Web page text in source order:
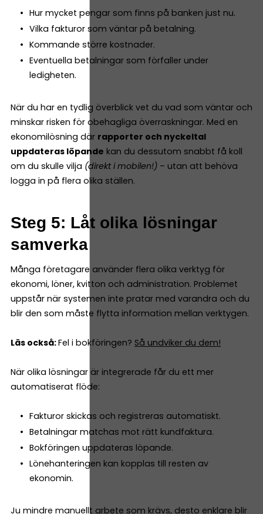
Hur mycket pengar som finns på banken just nu.
Vilka fakturor som väntar på betalning.
Kommande större kostnader.
Eventuella betalningar som förfaller under
ledigheten.
När du har en tydlig överblick vet du vad som väntar och
minskar risken för obehagliga överraskningar. Med en
ekonomilösning där rapporter och nyckeltal
uppdateras löpande kan du dessutom snabbt få koll
om du skulle vilja (direkt i mobilen!) – utan att behöva
logga in på flera olika ställen.
Steg 5: Låt olika lösningar
samverka
Många företagare använder flera olika verktyg för
ekonomi, löner, kvitton och administration. Problemet
uppstår när systemen inte pratar med varandra och du
blir den som måste flytta information mellan verktygen.
Läs också:Fel i bokföringen? Så undviker du dem!
När olika lösningar är integrerade får du ett mer
automatiserat flöde:
Fakturor skickas och registreras automatiskt.
Betalningar matchas mot rätt kundfaktura.
Bokföringen uppdateras löpande.
Lönehanteringen kan kopplas till resten av
ekonomin.
Ju mindre manuellt arbete som krävs, desto enklare blir